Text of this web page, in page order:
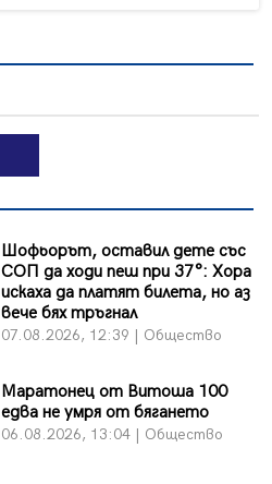
Шофьорът, оставил дете със
СОП да ходи пеш при 37°: Хора
искаха да платят билета, но аз
вече бях тръгнал
07.08.2026, 12:39 | Общество
Маратонец от Витоша 100
едва не умря от бягането
06.08.2026, 13:04 | Общество